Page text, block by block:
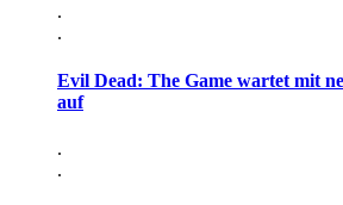
.
.
Evil Dead: The Game wartet mit
auf
.
.